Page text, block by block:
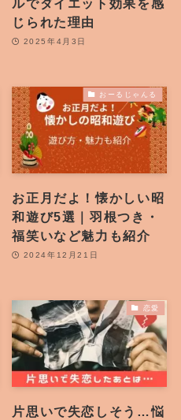
ルでダイエット効果を感
じられた理由
2025年4月3日
おーるじゃんる
お正月だよ！懐かしい昭
和遊び5選｜羽根つき・
福笑いなど魅力も紹介
2024年12月21日
恋愛
片思いで失恋しそう…悩